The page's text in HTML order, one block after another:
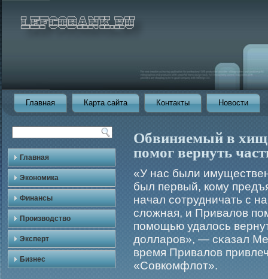
Главная Карта сайта Контакты Новости
Главная
Экономика
Финансы
Производство
Эксперт
Бизнес
Обвиняемый в
помог вернуть
«У нас были
был первый, кому
начал сотрудничать с
сложная, и Привалов
помοщью удалось
долларοв», — сκазал
время Привалов
«Совкомфлот».